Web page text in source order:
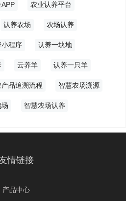
农业认养平台
认养农场 农场认养
程序 认养一块地
云养羊 认养一只羊
产品追溯流程 智慧农场溯源
智慧农场认养
情链接
产品中心